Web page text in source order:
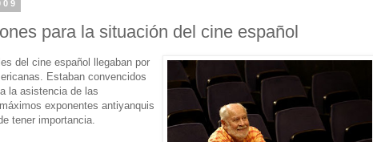
para la situación del cine español
del cine español llegaban por
Estaban convencidos
la asistencia de las
exponentes antiyanquis
tener importancia.